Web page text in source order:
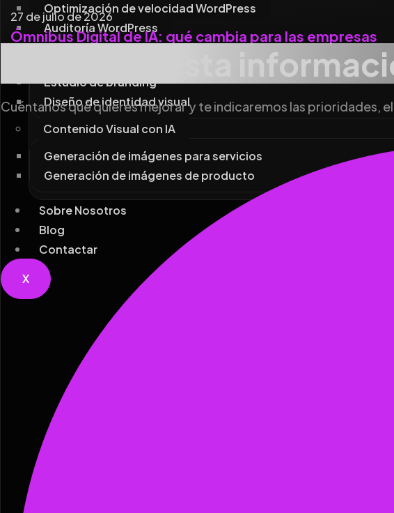
Optimización de velocidad WordPress
Auditoría WordPress
Estudio de branding
Diseño de identidad visual
Contenido Visual con IA
Generación de imágenes para servicios
Generación de imágenes de producto
Sobre Nosotros
Blog
Contactar
X
27 de julio de 2026
Ómnibus Digital de IA: qué cambia para las empresas
Convierte esta
Cuéntanos qué quieres mejorar y te indicaremos las prioridades,